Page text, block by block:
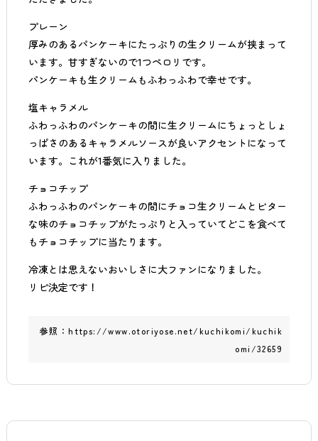
プレーン
厚みのあるパンケーキにたっぷりの生クリームが挟まって
います。甘すぎないので1つペロリです。
パンケーキも生クリームもふわっふわで幸せです。
塩キャラメル
ふわっふわのパンケーキの間に生クリームにちょっとしょ
っぱさのあるキャラメルソースが良いアクセントになって
います。これが1番気に入りました。
チョコチップ
ふわっふわのパンケーキの間にチョコ生クリームとビター
な味のチョコチップがたっぷりと入っていてどこを食べて
もチョコチップに当たります。
冷凍とは思えないおいしさに大ファンになりました。
リピ決定です！
参照：https://www.otoriyose.net/kuchikomi/kuchik
omi/32659